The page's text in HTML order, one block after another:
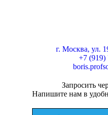
г. Москва, ул.
+7 (919)
Запросить
Напишите нам в